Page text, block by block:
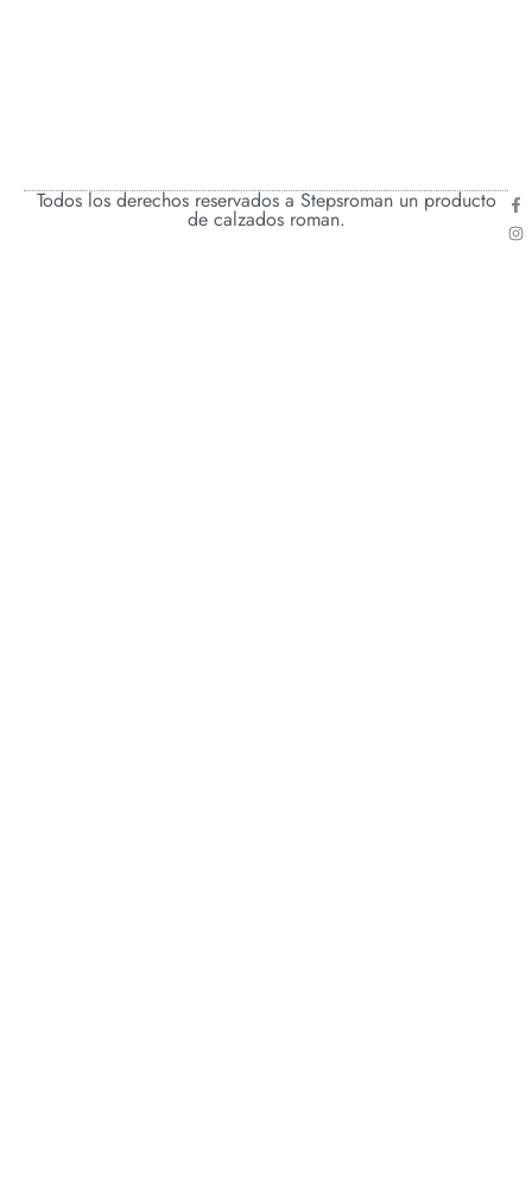
Todos los derechos reservados a Stepsroman un producto
de calzados roman.